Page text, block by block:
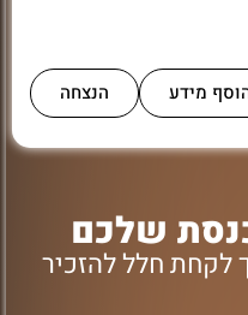
מידע הנצחה
שלכם
לקחת חלל להזכיר